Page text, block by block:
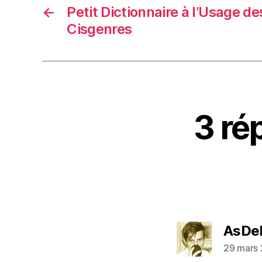
←
Petit Dictionnaire à l’Usage
Cisgenres
3
29 mars